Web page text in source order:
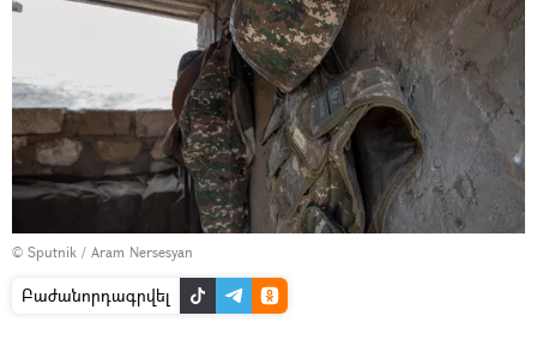
© Sputnik / Aram Nersesyan
Բաժանորդագրվել